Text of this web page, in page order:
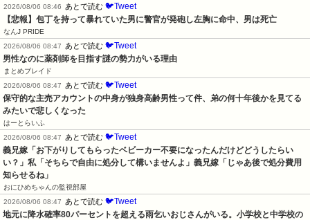
2026/08/06 08:46
あとで読む 🐦Tweet
【悲報】包丁を持って暴れていた男に警官が発砲し左胸に命中、男は死亡
なんJ PRIDE
2026/08/06 08:47
あとで読む 🐦Tweet
男性なのに薬剤師を目指す謎の勢力がいる理由
まとめブレイド
2026/08/06 08:47
あとで読む 🐦Tweet
保守的な主売アカウントの中身が独身高齢男性って件、弟の何十年後かを見てる
みたいで悲しくなった
はーとらいふ
2026/08/06 08:47
あとで読む 🐦Tweet
義兄嫁「お下がりしてもらったベビーカー不要になったんだけどどうしたらい
い？」私「そちらで自由に処分して構いませんよ」義兄嫁「じゃあ後で処分費用
知らせるね」
おにひめちゃんの監視部屋
2026/08/06 08:47
あとで読む 🐦Tweet
地元に降水確率80パーセントを超える雨乞いおじさんがいる。小学校と中学校の